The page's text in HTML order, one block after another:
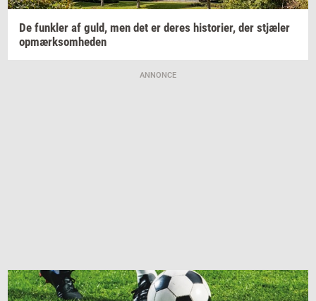
De funk­ler af guld, men det er deres hi­sto­ri­er, der stjæ­ler
op­mærk­som­he­den
ANNONCE